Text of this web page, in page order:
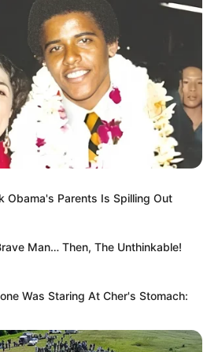
Obama's Parents Is Spilling Out
Man… Then, The Unthinkable!
Was Staring At Cher's Stomach: